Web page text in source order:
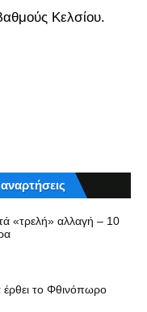
Κελσίου.
«τρελή» αλλαγή – 10
το Φθινόπωρο